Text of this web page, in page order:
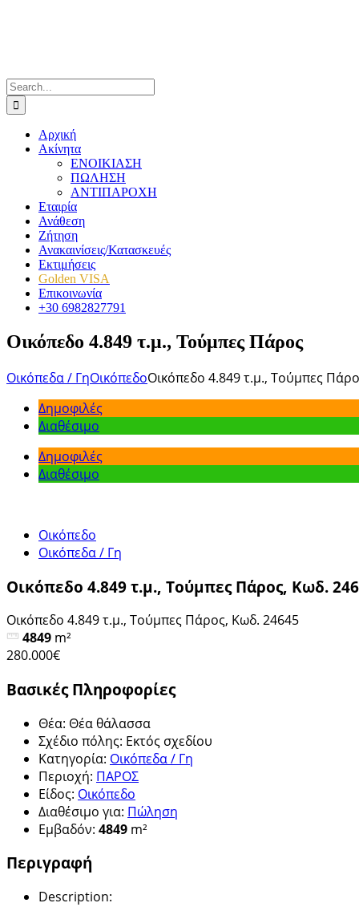
Search
for:
Αρχική
Ακίνητα
ΕΝΟΙΚΙΑΣΗ
ΠΩΛΗΣΗ
ΑΝΤΙΠΑΡΟΧΗ
Εταιρία
Ανάθεση
Ζήτηση
Ανακαινίσεις/Κατασκευές
Εκτιμήσεις
Golden VISA
Επικοινωνία
+30 6982827791
Οικόπεδο 4.849 τ.μ., Τούμπες Πάρος
Οικόπεδα / ΓηΟικόπεδοΟικόπεδο 4.849 τ.μ., Τούμπες
Δημοφιλές
Διαθέσιμο
Δημοφιλές
Διαθέσιμο
Οικόπεδο
Οικόπεδα / Γη
Οικόπεδο 4.849 τ.μ., Τούμπες Πάρος, Κωδ.
Οικόπεδο 4.849 τ.μ., Τούμπες Πάρος, Κωδ. 24645
4849 m²
280.000€
Βασικές Πληροφορίες
Θέα: Θέα θάλασσα
Σχέδιο πόλης: Εκτός σχεδίου
Κατηγορία: Οικόπεδα / Γη
Περιοχή: ΠΑΡΟΣ
Είδος: Οικόπεδο
Διαθέσιμο για: Πώληση
Εμβαδόν: 4849 m²
Περιγραφή
Description: